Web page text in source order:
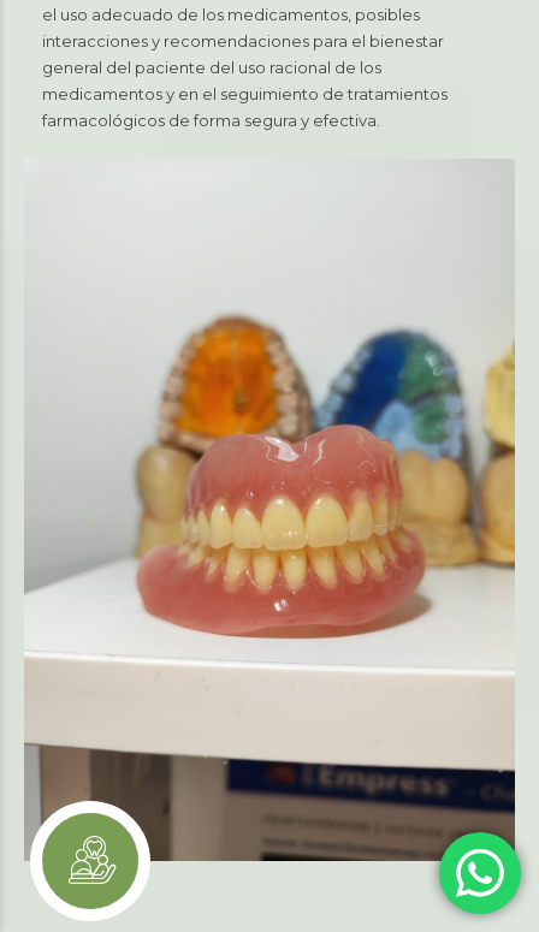
el uso adecuado de los medicamentos, posibles
interacciones y recomendaciones para el bienestar
general del paciente del uso racional de los
medicamentos y en el seguimiento de tratamientos
farmacológicos de forma segura y efectiva.